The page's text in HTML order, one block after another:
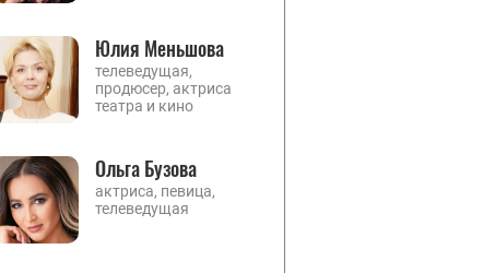
Юлия Меньшова
телеведущая,
продюсер, актриса
театра и кино
Ольга Бузова
актриса, певица,
телеведущая